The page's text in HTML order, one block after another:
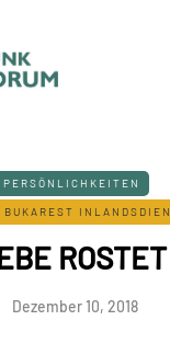
PERSÖNLICHKEITEN
BUKAREST
Dezember 10, 2018